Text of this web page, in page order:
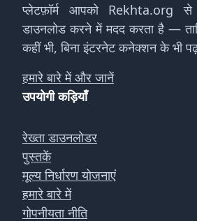
प्लेटफ़ॉर्म आपको Rekhta.org
डाउनलोड करने में मदद करता है —
कहीं भी, बिना इंटरनेट कनेक्शन के भी
हमारे बारे में और जानें
उपयोगी कड़ियाँ
रेख्ता डाउनलोडर
पुस्तकें
मूल्य निर्धारण योजनाएं
हमारे बारे में
गोपनीयता नीति